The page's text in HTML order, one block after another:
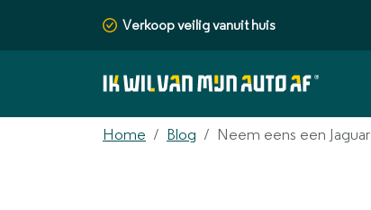
Verkoop veilig vanuit huis
Home Blog Neem eens een Jaguar